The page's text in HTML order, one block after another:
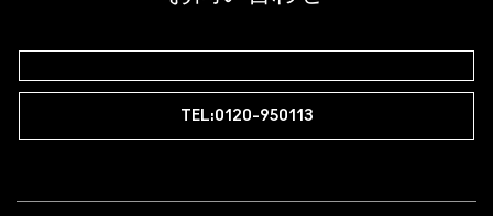
TEL:0120-950113